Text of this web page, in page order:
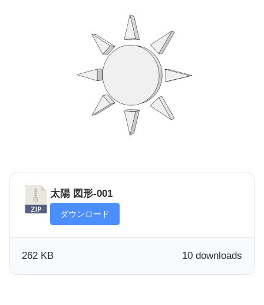
太陽 図形-001
ダウンロード
10 downloads
262 KB